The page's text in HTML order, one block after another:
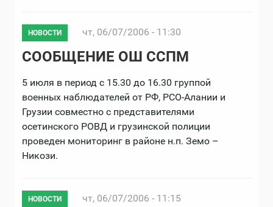
НОВОСТИ чт, 06/07/2006 - 11:30
СООБЩЕНИЕ ОШ ССПМ
5 июля в период с 15.30 до 16.30 группой
военных наблюдателей от РФ, РСО-Алании и
Грузии совместно с представителями
осетинского РОВД и грузинской полиции
проведен мониторинг в районе н.п. Земо –
Никози.
НОВОСТИ чт, 06/07/2006 - 11:15